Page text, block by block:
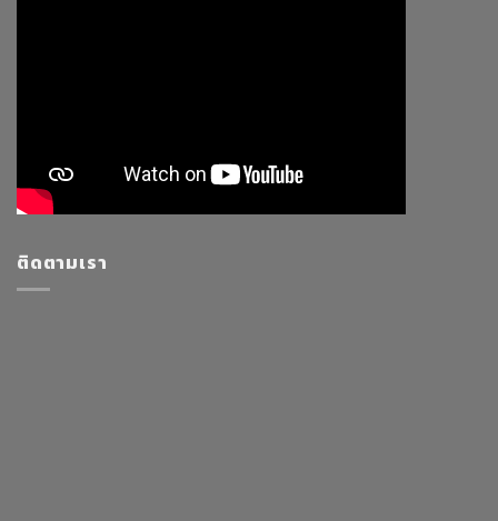
ติดตามเรา